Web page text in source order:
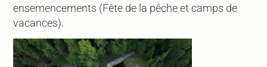
ensemencements (Fête de la pêche et camps de
vacances).